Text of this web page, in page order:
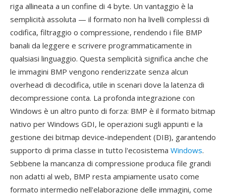
riga allineata a un confine di 4 byte. Un vantaggio è la
semplicità assoluta — il formato non ha livelli complessi di
codifica, filtraggio o compressione, rendendo i file BMP
banali da leggere e scrivere programmaticamente in
qualsiasi linguaggio. Questa semplicità significa anche che
le immagini BMP vengono renderizzate senza alcun
overhead di decodifica, utile in scenari dove la latenza di
decompressione conta. La profonda integrazione con
Windows è un altro punto di forza: BMP è il formato bitmap
nativo per Windows GDI, le operazioni sugli appunti e la
gestione dei bitmap device-independent (DIB), garantendo
supporto di prima classe in tutto l'ecosistema Windows.
Sebbene la mancanza di compressione produca file grandi
non adatti al web, BMP resta ampiamente usato come
formato intermedio nell'elaborazione delle immagini, come